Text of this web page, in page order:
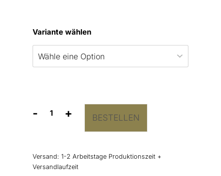
Variante wählen
-
Menükarte
+ BESTELLEN
Versand: 1-2 Arbeitstage Produktionszeit +
Versandlaufzeit